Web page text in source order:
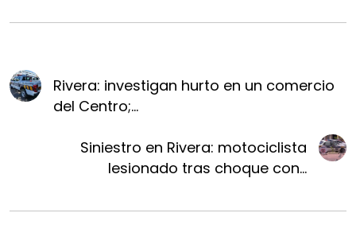
Rivera: investigan hurto en un comercio
del Centro;...
Siniestro en Rivera: motociclista
lesionado tras choque con...